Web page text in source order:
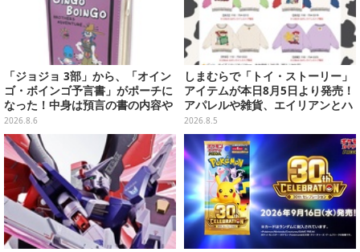
「ジョジョ 3部」から、「オイン
ゴ・ボインゴ予言書」がポーチに
なった！中身は預言の書の内容や
アニメ総柄デザインをプリント
2026.8.6
しまむらで「トイ・ストーリー」
アイテムが本日8月5日より発売！
アパレルや雑貨、エイリアンとハ
ムのダイカットクッションなど盛
りだくさん
2026.8.5